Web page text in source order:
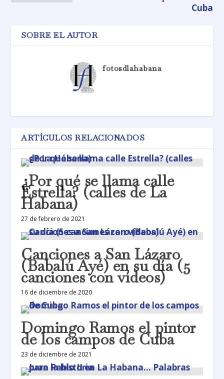
Cuba
SOBRE EL AUTOR
fotosdlahabana
ARTÍCULOS RELACIONADOS
¿Por qué se llama calle
Estrella? (calles de La
Habana)
27 de febrero de 2021
Canciones a San Lázaro
(Babalú Ayé) en su día (5
canciones con vídeos)
16 de diciembre de 2020
Domingo Ramos el pintor
de los campos de Cuba
23 de diciembre de 2021